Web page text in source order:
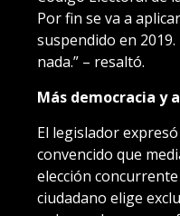
Por fin se va a
suspendido en
nada.” – resaltó.
Más democracia y
El legislador
convencido que
elección
ciudadano elige